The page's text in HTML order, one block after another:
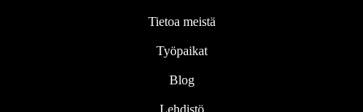
Tietoa meistä
Työpaikat
Blog
Lehdistö